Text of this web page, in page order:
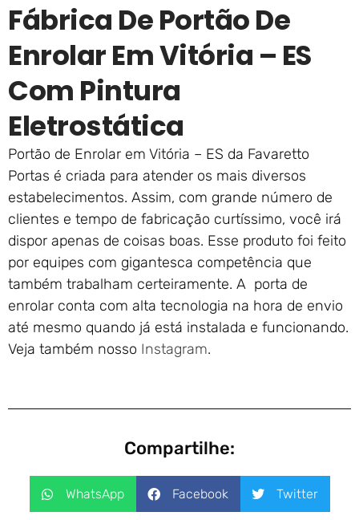
Fábrica De Portão De
Enrolar Em Vitória – ES
Com Pintura
Eletrostática
Portão de Enrolar em Vitória – ES da Favaretto
Portas é criada para atender os mais diversos
estabelecimentos. Assim, com grande número de
clientes e tempo de fabricação curtíssimo, você irá
dispor apenas de coisas boas. Esse produto foi feito
por equipes com gigantesca competência que
também trabalham certeiramente. A porta de
enrolar conta com alta tecnologia na hora de envio
até mesmo quando já está instalada e funcionando.
Veja também nosso Instagram.
Compartilhe:
WhatsApp Facebook Twitter